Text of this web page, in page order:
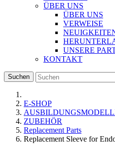
ÜBER UNS
ÜBER UNS
VERWEISE
UNSERE
KONTAKT
Suchen
E-SHOP
ZUBEHÖR
Replacement Parts
Replacement Sleeve for